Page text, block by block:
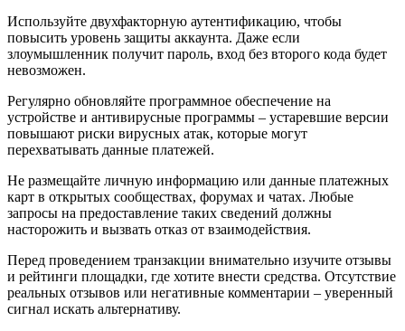
Используйте двухфакторную аутентификацию, чтобы
повысить уровень защиты аккаунта. Даже если
злоумышленник получит пароль, вход без второго кода будет
невозможен.
Регулярно обновляйте программное обеспечение на
устройстве и антивирусные программы – устаревшие версии
повышают риски вирусных атак, которые могут
перехватывать данные платежей.
Не размещайте личную информацию или данные платежных
карт в открытых сообществах, форумах и чатах. Любые
запросы на предоставление таких сведений должны
насторожить и вызвать отказ от взаимодействия.
Перед проведением транзакции внимательно изучите отзывы
и рейтинги площадки, где хотите внести средства. Отсутствие
реальных отзывов или негативные комментарии – уверенный
сигнал искать альтернативу.